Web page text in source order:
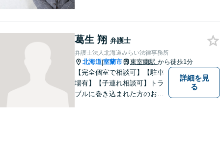
い未来へと導きます。お気軽
にご相談ください。【駐車場
あり】
葛生 翔 弁護士
弁護士法人北海道みらい法律事務所
北海道|室蘭市 東室蘭駅 から徒歩1分
【完全個室で相談可】【駐車
場有】【子連れ相談可】トラ
ブルに巻き込まれた方のお力
詳細を見
る